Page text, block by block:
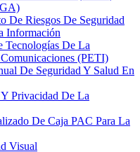
De Riesgos De Seguridad
Información
Tecnologías De La
(PETI)
De Seguridad Y Salud En
Privacidad De La
De Caja PAC Para La
Visual